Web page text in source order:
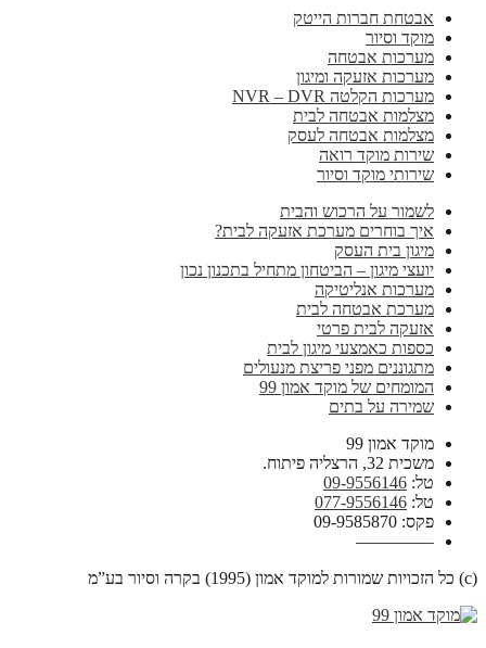
אבטחת חברות הייטק
מוקד וסיור
מערכות אבטחה
מערכות אזעקה ומיגון
מערכות הקלטה NVR – DVR
מצלמות אבטחה לבית
מצלמות אבטחה לעסק
שירות מוקד רואה
שירותי מוקד וסיור
לשמור על הרכוש והבית
איך בוחרים מערכת אזעקה לבית?
מיגון בית העסק
יועצי מיגון – הביטחון מתחיל בתכנון נכון
מערכות אנליטיקה
מערכת אבטחה לבית
אזעקה לבית פרטי
כספות כאמצעי מיגון לבית
מתגוננים מפני פריצת מנעולים
המומחים של מוקד אמון 99
שמירה על בתים
מוקד אמון 99
משכית 32, הרצליה פיתוח.
טל: 09-9556146
טל: 077-9556146
פקס: 09-9585870
————–
(c) כל הזכויות שמורות למוקד אמון (1995) בקרה וסיור בע”מ